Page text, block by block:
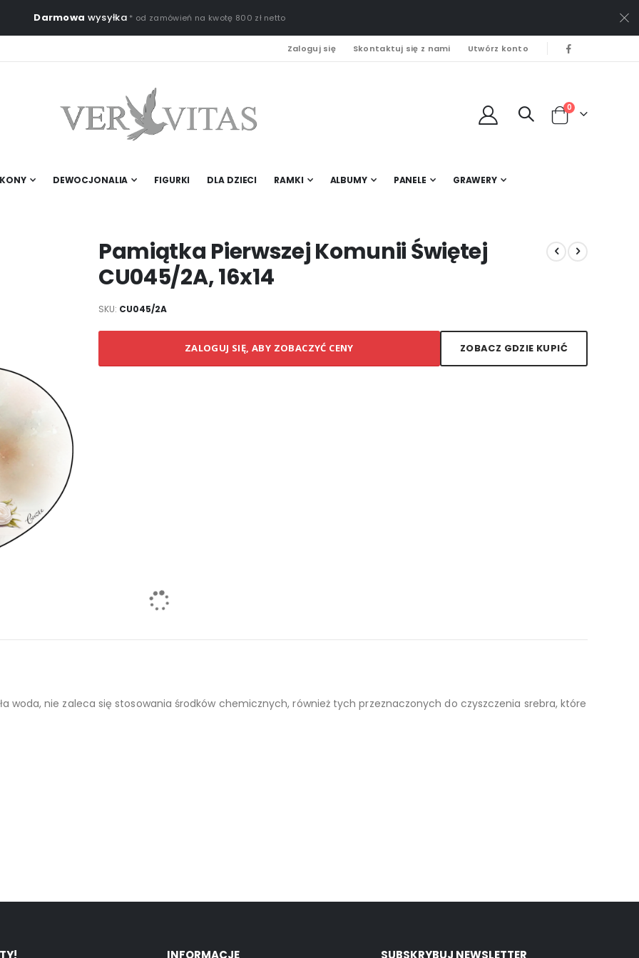
Darmowa wysyłka * od zamówień na kwotę 800 zł netto
Zaloguj się Skontaktuj się z nami Utwórz konto
Cart
0
DEWOCJONALIA FIGURKI DLA DZIECI RAMKI ALBUMY PANELE GRAWERY
Pamiątka Pierwszej Komunii Świętej
CU045/2A, 16x14
SKU CU045/2A
ZALOGUJ SIĘ, ABY ZOBACZYĆ CENY ZOBACZ GDZIE KUPIĆ
dzięki dołączonej do zestawu nóżce. Produkt zapakowany jest w eleganckie pudełko.
woda, nie zaleca się stosowania środków chemicznych, również tych przeznaczonych do czyszczenia srebra, które
INFORMACJE SUBSKRYBUJ NEWSLETTER